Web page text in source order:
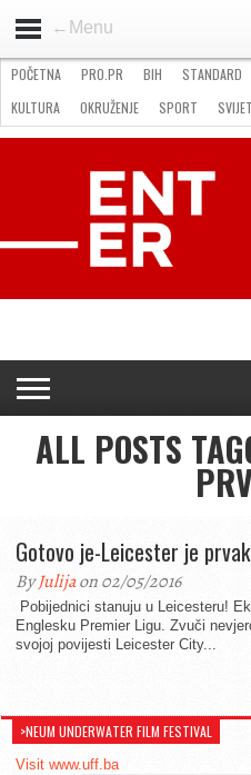
←Menu
STANDARD
GOSPODARSTVO
OKRUŽENJE
POČETNA PRO.PR BIH STANDARD
KULTURA
OKRUŽENJE SPORT SVIJET
NATJEČAJI
FILMING LOCATION IN BH
ALL POSTS
Gotovo je-Leicester je
ByJulijaon 02/05/2016
Pobijednici stanuju u Leicesteru!
Englesku Premier Ligu. Zvuči
svojoj povijesti Leicester City...
>NEUM UNDERWATER FILM FESTIVAL
Visit www.uff.ba